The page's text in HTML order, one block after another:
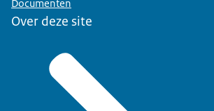
Documenten
Over deze site